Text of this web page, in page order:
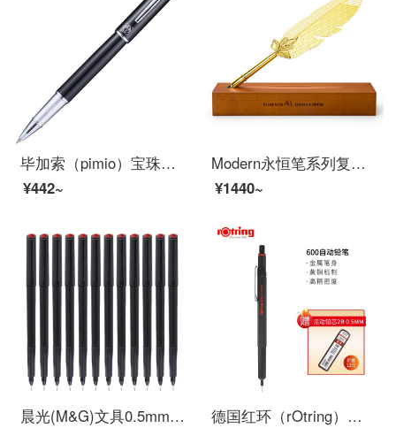
毕加索（pimio）宝珠笔签字笔男女士办公书写成人学生用0.5mm马拉加系列916纯黑色
¥442~
Modern永恒笔系列复古羽毛笔 不用墨水的钢笔 金属老不死笔 办公桌面掉件商务礼品笔 创意公司企业
¥1440~
晨光(M&G)文具0.5mm黑色碳素笔 纤维头会议笔 勾线笔 办公会议记录签字笔 水笔 12支/盒MG2180
德国红环（rOtring）自动铅笔 600系列黑色0.5mm 全金属笔身专业绘图